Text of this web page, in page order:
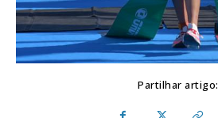
Partilhar artigo: